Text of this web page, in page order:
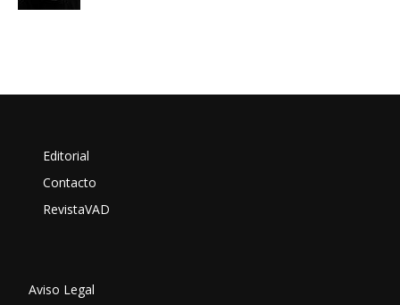
Editorial
Contacto
RevistaVAD
Aviso Legal